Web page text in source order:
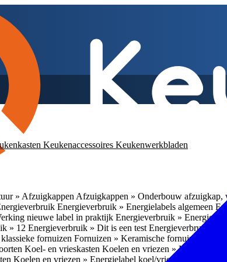
» Afzuigkappen Afzuigkappen » Onderbouw afzuigkap,
Energieverbruik » Energielabels algemeen
nieuwe label in praktijk Energieverbruik »
» 12 Energieverbruik » Dit is een test Energieverbruik » 1
fornuizen Fornuizen » Keramische fornuizen
Koel- en vrieskasten Koelen en vriezen » Nismaten
Koelen en vriezen » Energielabel koel/vrieskasten
Keukenaccessoires Keukenwerkbladen